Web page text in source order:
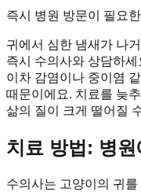
즉시 병원 방문이 필요
귀에서 심한 냄새가 나
즉시 수의사와 상담하
이차 감염이나 중이염
때문이에요. 치료를 늦
삶의 질이 크게 떨어질
치료 방법: 병원
수의사는 고양이의 귀